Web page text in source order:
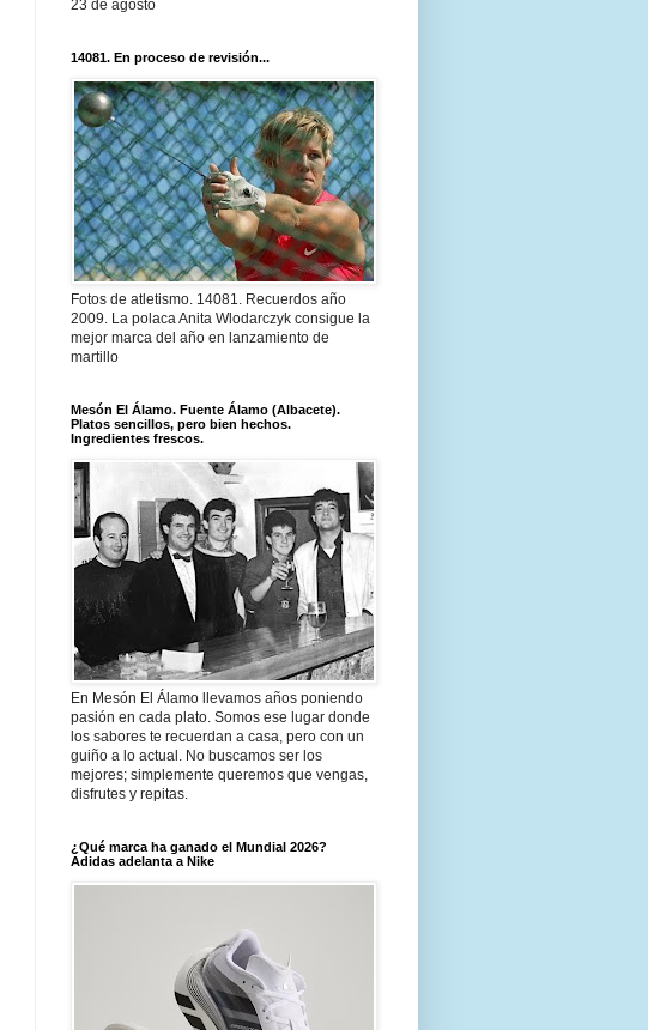
23 de agosto
14081. En proceso de revisión...
Fotos de atletismo. 14081. Recuerdos año
2009. La polaca Anita Wlodarczyk consigue la
mejor marca del año en lanzamiento de
martillo
Mesón El Álamo. Fuente Álamo (Albacete).
Platos sencillos, pero bien hechos.
Ingredientes frescos.
En Mesón El Álamo llevamos años poniendo
pasión en cada plato. Somos ese lugar donde
los sabores te recuerdan a casa, pero con un
guiño a lo actual. No buscamos ser los
mejores; simplemente queremos que vengas,
disfrutes y repitas.
¿Qué marca ha ganado el Mundial 2026?
Adidas adelanta a Nike